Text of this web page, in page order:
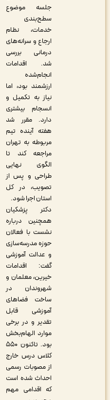
جلسه موضوع
سطح‌بندی
خدمات، نظام
ارجاع و سرانه‌های
درمانی بررسی
شد. اقدامات
انجام‌شده
ارزشمند بود، اما
نیاز به تکمیل و
انسجام بیشتری
دارد. مقرر شد
هفته آینده تیم
مربوطه به تهران
مراجعه کند تا
الگوی نهایی
طراحی و پس از
تصویب، در کل
استان اجرا شود.
دکتر پزشکیان
همچنین درباره
نشست با فعالان
حوزه مدرسه‌سازی
و عدالت آموزشی
گفت: اقدامات
خیرین، معلمان و
شهروندان در
ساخت فضاهای
آموزشی قابل
تقدیر و در برخی
موارد الهام‌بخش
بود. تاکنون ۵۵۰
کلاس درس خارج
از مصوبات رسمی
احداث شده است
که اقدامی مهم